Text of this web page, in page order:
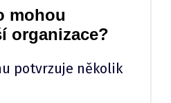
mohou
organizace?
potvrzuje několik